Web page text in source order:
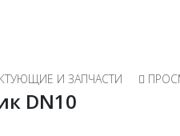
И ЗАПЧАСТИ
DN10